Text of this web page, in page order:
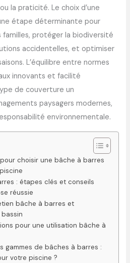
la praticité. Le choix d’une
étape déterminante pour
familles, protéger la biodiversité
accidentelles, et optimiser
L’équilibre entre normes
innovants et facilité
de couverture un
paysagers modernes,
environnementale.
choisir une bâche à barres
: étapes clés et conseils
réussie
bâche à barres et
pour une utilisation bâche à
gammes de bâches à barres :
votre piscine ?